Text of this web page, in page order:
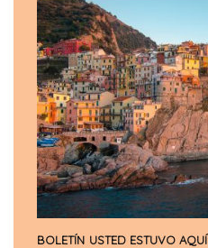
BOLETÍN USTED ESTUVO AQUÍ